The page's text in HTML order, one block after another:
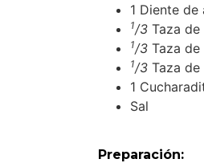
1 Diente de
1/3 Taza
1/3 Taza
1/3 Taza
1
Sal
Preparación: